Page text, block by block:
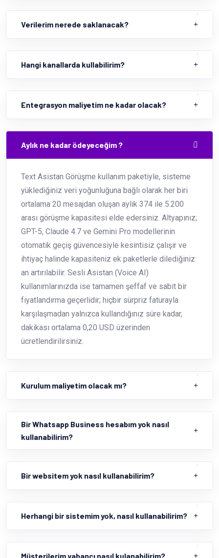
Verilerim nerede saklanacak?
Hangi kanallarda kullabilirim?
Entegrasyon maliyetim ne kadar olacak?
Aylık ne kadar ödeyeceğim ?
Text Asistan Görüşme kullanım paketiyle, sisteme
yüklediğiniz veri yoğunluğuna bağlı olarak her biri
ortalama 20 mesajdan oluşan aylık 374 ile 5.200
arası görüşme kapasitesi elde edersiniz. Altyapınız;
GPT-5, Claude 4.7 ve Gemini Pro modellerinin
otomatik geçiş güvencesiyle kesintisiz çalışır ve
ihtiyaç halinde kapasiteniz ek paketlerle dilediğiniz
an artırılabilir. Sesli Asistan (Voice AI)
kullanımlarınızda ise tamamen şeffaf ve sabit bir
fiyatlandırma geçerlidir; hiçbir sürpriz faturayla
karşılaşmadan yalnızca kullandığınız süre kadar,
dakikası ortalama 0,20 USD üzerinden
ücretlendirilirsiniz.
Kurulum maliyetim olacak mı?
Bir Whatsapp Business hesabım yok nasıl
kullanabilirim?
Bir websitem yok nasıl kullanabilirim?
Herhangi bir sistemim yok, nasıl kullanabilirim?
Müşterilerim yabancı nasıl kulanabilirim?